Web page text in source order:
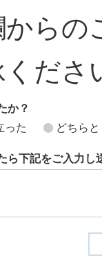
らの
ださ
か？
った どちら
ら下記をご入力し